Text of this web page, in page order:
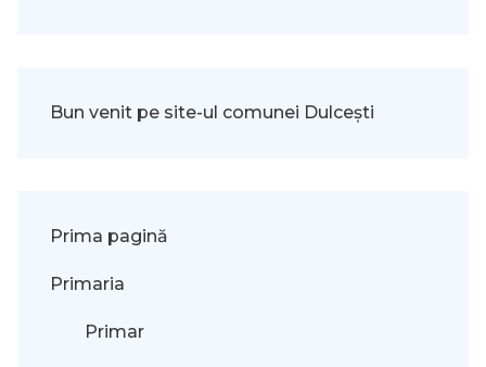
Bun venit pe site-ul comunei Dulcești
Prima pagină
Primaria
Primar